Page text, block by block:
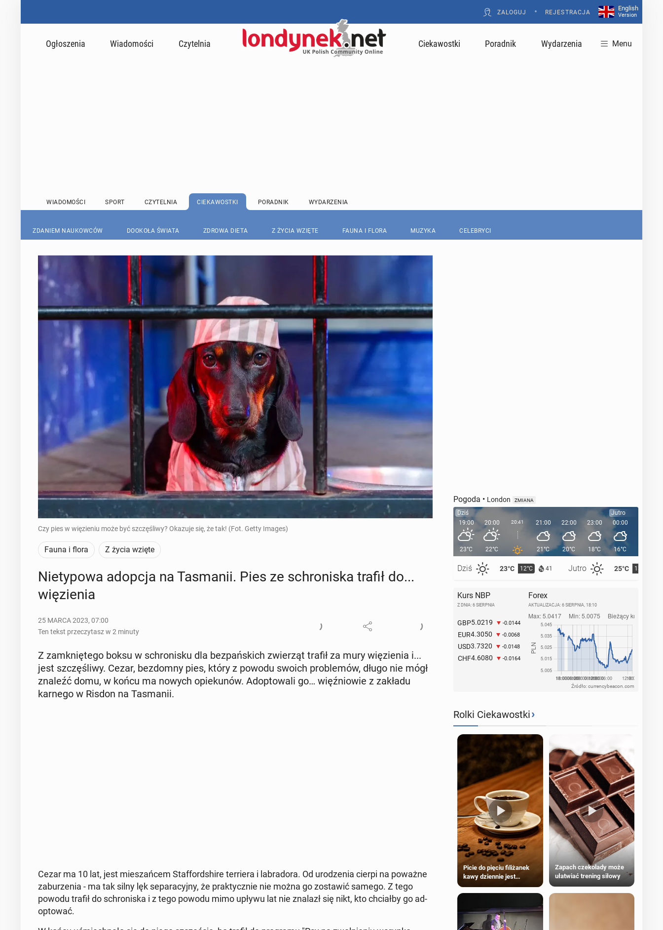
ZALOGUJ • REJESTRACJA
English
Version
Ogłoszenia Wiadomości Czytelnia Ciekawostki Poradnik Wydarzenia Menu
WIADOMOŚCI SPORT CZYTELNIA CIEKAWOSTKI PORADNIK WYDARZENIA
ZDANIEM NAUKOWCÓW DOOKOŁA ŚWIATA ZDROWA DIETA Z ŻYCIA WZIĘTE FAUNA I FLORA MUZYKA CELEBRYCI
Czy pies w więzieniu może być szczęśliwy? Okazuje się, że tak! (Fot. Getty Images)
Fauna i flora Z życia wzięte
Nie­ty­po­wa adopcja na Ta­sma­nii. Pies ze schro­ni­ska trafił do...
wię­zie­nia
25 MARCA 2023, 07:00
Ten tekst przeczytasz w 2 minuty
Z za­mknię­te­go boksu w schro­ni­sku dla bez­pań­skich zwie­rząt trafił za mury wię­zie­nia i...
jest szczę­śli­wy. Cezar, bez­dom­ny pies, który z powodu swoich pro­ble­mów, długo nie mógł
znaleźć domu, w końcu ma nowych opie­ku­nów. Ad­op­to­wa­li go… więź­nio­wie z zakładu
karnego w Risdon na Ta­sma­nii.
Cezar ma 10 lat, jest mie­szań­cem Staf­ford­shi­re ter­rie­ra i la­bra­do­ra. Od uro­dze­nia cierpi na poważne
za­bu­rze­nia - ma tak silny lęk se­pa­ra­cyj­ny, że prak­tycz­nie nie można go zo­sta­wić samego. Z tego
powodu trafił do schro­ni­ska i z tego powodu mimo upływu lat nie znalazł się nikt, kto chciał­by go ad­
op­to­wać.
Pogoda • London ZMIANA
Dziś
19:00
23°C
Dziś 23°C 12°C 41 Jutro 25°C 13°C
20:00
22°C
20:41 21:00
21°C
22:00
20°C
23:00
18°C
Jutro
00:00
16°C
Kurs NBP
Z DNIA: 6 SIERPNIA
GBP5.0219 -0.0144
EUR4.3050 -0.0068
USD3.7320 -0.0148
CHF4.6080 -0.0164
Forex
AKTUALIZACJA: 6 SIERPNIA, 18:10
Źródło: currencybeacon.com
Rolki Ciekawostki›
Picie do pięciu filiżanek
kawy dziennie jest
większości dorosłych
Zapach czekolady może
ułatwiać trening siłowy